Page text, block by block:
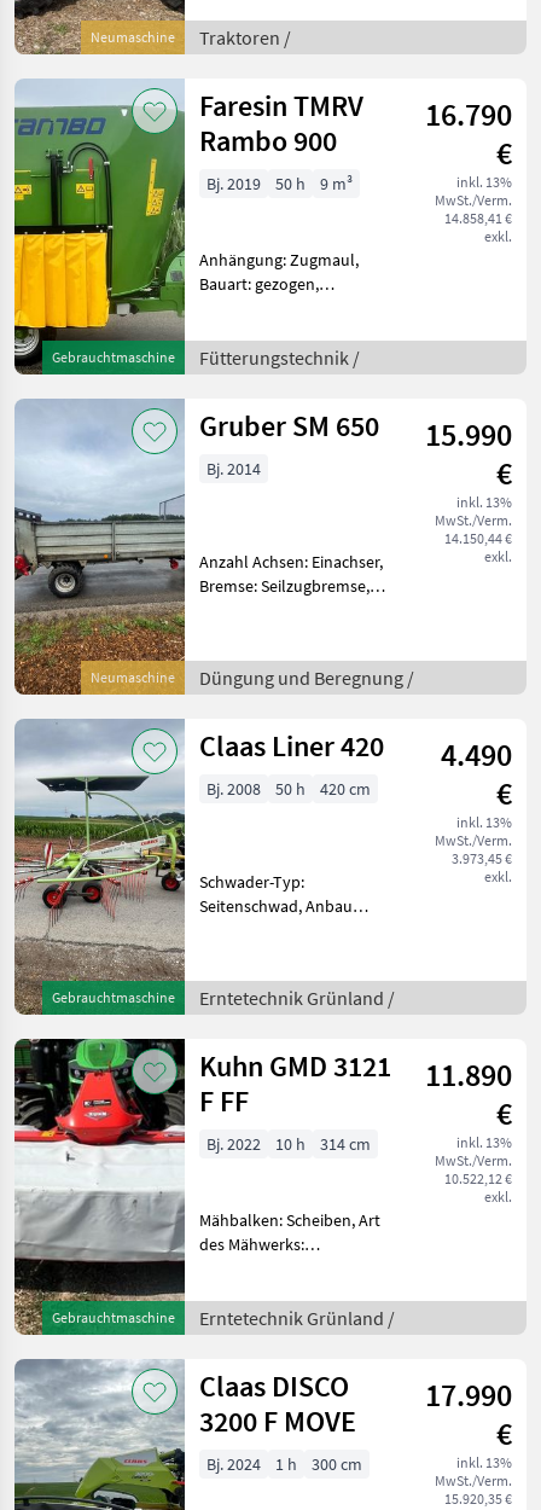
Neumaschine
Zapfwellendrehzahl:
540/540E/1000,
km/h: 40 km/h, Aufladung:
Tu
Traktoren /
Gebrauchtmaschine
Faresin TMRV
Rambo 900
16.790
€
inkl. 13%
MwSt./Verm.
14.858,41 €
exkl.
Bj. 2019 50 h 9 m³
Anhängung: Zugmaul,
Bauart: gezogen,
Mischsystem: Schnecken,
Stützfuß, Wiegeeinrichtung
201
Fütterungstechnik /
Neumaschine
Gruber SM 650
15.990
€
inkl. 13%
MwSt./Verm.
14.150,44 €
exkl.
Bj. 2014
Anzahl Achsen: Einachser,
Bremse: Seilzugbremse,
Feinstreuwerk, hydr.
Kratzbodenvorschub, WW-
Düngung und Beregnung /
Gebrauchtmaschine
Claas Liner 420
4.490
€
inkl. 13%
MwSt./Verm.
3.973,45 €
exkl.
Bj. 2008 50 h 420 cm
Schwader-Typ:
Seitenschwad, Anbau
-Baujahr 2008 -Tastrad -
Tandemfahrwerk -
Gelenkwelle E
Erntetechnik Grünland /
Gebrauchtmaschine
Kuhn GMD 3121
F FF
11.890
€
inkl. 13%
MwSt./Verm.
10.522,12 €
exkl.
Bj. 2022 10 h 314 cm
Mähbalken: Scheiben, Art
des Mähwerks:
Klingenschnellverschluss,
Entlastungsfedern,
Scheibensicherung SafeCut
Kuhn GMD3121F-FF
Erntetechnik Grünland /
Claas DISCO
3200 F MOVE
17.990
€
inkl. 13%
MwSt./Verm.
15.920,35 €
Bj. 2024 1 h 300 cm